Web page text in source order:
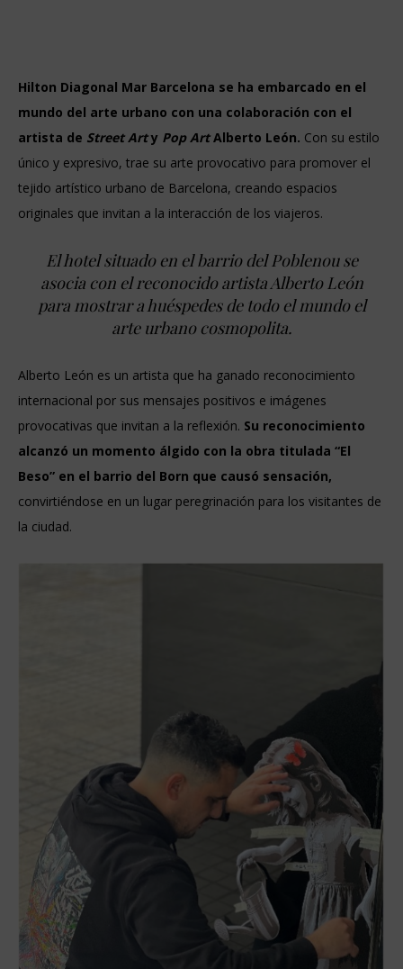
Hilton Diagonal Mar Barcelona se ha embarcado en el
mundo del arte urbano con una colaboración con el
artista de Street Arty Pop ArtAlberto León. Con su estilo
único y expresivo, trae su arte provocativo para promover el
tejido artístico urbano de Barcelona, creando espacios
originales que invitan a la interacción de los viajeros.
El hotel situado en el barrio del Poblenou se
asocia con el reconocido artista Alberto León
para mostrar a huéspedes de todo el mundo el
arte urbano cosmopolita.
Alberto León es un artista que ha ganado reconocimiento
internacional por sus mensajes positivos e imágenes
provocativas que invitan a la reflexión. Su reconocimiento
alcanzó un momento álgido con la obra titulada “El
Beso” en el barrio del Born que causó sensación,
convirtiéndose en un lugar peregrinación para los visitantes de
la ciudad.